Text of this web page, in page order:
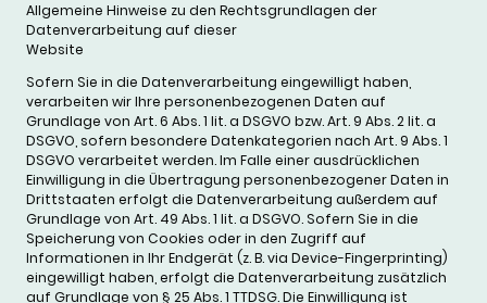
Allgemeine Hinweise zu den Rechtsgrundlagen der
Datenverarbeitung auf dieser
Website
Sofern Sie in die Datenverarbeitung eingewilligt haben,
verarbeiten wir Ihre personenbezogenen Daten auf
Grundlage von Art. 6 Abs. 1 lit. a DSGVO bzw. Art. 9 Abs. 2 lit. a
DSGVO, sofern besondere Datenkategorien nach Art. 9 Abs. 1
DSGVO verarbeitet werden. Im Falle einer ausdrücklichen
Einwilligung in die Übertragung personenbezogener Daten in
Drittstaaten erfolgt die Datenverarbeitung außerdem auf
Grundlage von Art. 49 Abs. 1 lit. a DSGVO. Sofern Sie in die
Speicherung von Cookies oder in den Zugriff auf
Informationen in Ihr Endgerät (z. B. via Device-Fingerprinting)
eingewilligt haben, erfolgt die Datenverarbeitung zusätzlich
auf Grundlage von § 25 Abs. 1 TTDSG. Die Einwilligung ist